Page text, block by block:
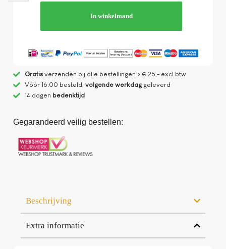
In winkelmand
Gratisverzenden bij alle bestellingen > € 25,- excl btw
Vòòr 16:00 besteld, volgende werkdaggeleverd
14 dagen bedenktijd
Gegarandeerd veilig bestellen:
Beschrijving
Extra informatie